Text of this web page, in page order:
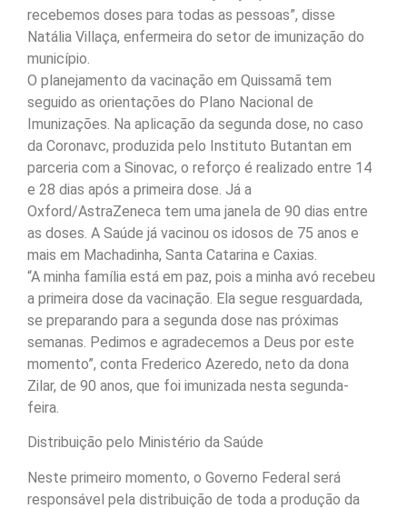
recebemos doses para todas as pessoas”, disse
Natália Villaça, enfermeira do setor de imunização do
município.
O planejamento da vacinação em Quissamã tem
seguido as orientações do Plano Nacional de
Imunizações. Na aplicação da segunda dose, no caso
da Coronavc, produzida pelo Instituto Butantan em
parceria com a Sinovac, o reforço é realizado entre 14
e 28 dias após a primeira dose. Já a
Oxford/AstraZeneca tem uma janela de 90 dias entre
as doses. A Saúde já vacinou os idosos de 75 anos e
mais em Machadinha, Santa Catarina e Caxias.
“A minha família está em paz, pois a minha avó recebeu
a primeira dose da vacinação. Ela segue resguardada,
se preparando para a segunda dose nas próximas
semanas. Pedimos e agradecemos a Deus por este
momento”, conta Frederico Azeredo, neto da dona
Zilar, de 90 anos, que foi imunizada nesta segunda-
feira.
Distribuição pelo Ministério da Saúde
Neste primeiro momento, o Governo Federal será
responsável pela distribuição de toda a produção da